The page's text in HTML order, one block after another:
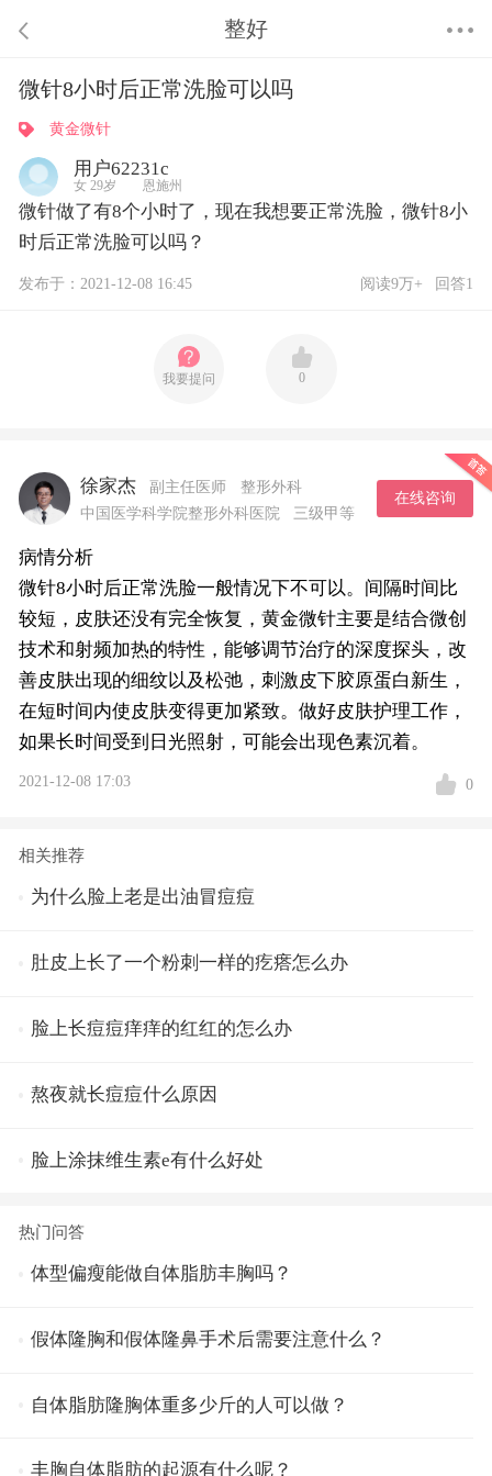
整好
微针8小时后正常洗脸可以吗
黄金微针
用户62231c
女 29岁 恩施州
微针做了有8个小时了，现在我想要正常洗脸，微针8小
时后正常洗脸可以吗？
发布于：2021-12-08 16:45 阅读9万+ 回答1
我要提问 0
徐家杰 副主任医师
整形外科
中国医学科学院整形外科医院
三级甲等
在线咨询
病情分析
微针8小时后正常洗脸一般情况下不可以。间隔时间比
较短，皮肤还没有完全恢复，黄金微针主要是结合微创
技术和射频加热的特性，能够调节治疗的深度探头，改
善皮肤出现的细纹以及松弛，刺激皮下胶原蛋白新生，
在短时间内使皮肤变得更加紧致。做好皮肤护理工作，
如果长时间受到日光照射，可能会出现色素沉着。
2021-12-08 17:03 0
相关推荐
为什么脸上老是出油冒痘痘
肚皮上长了一个粉刺一样的疙瘩怎么办
脸上长痘痘痒痒的红红的怎么办
熬夜就长痘痘什么原因
脸上涂抹维生素e有什么好处
热门问答
体型偏瘦能做自体脂肪丰胸吗？
假体隆胸和假体隆鼻手术后需要注意什么？
自体脂肪隆胸体重多少斤的人可以做？
丰胸自体脂肪的起源有什么呢？